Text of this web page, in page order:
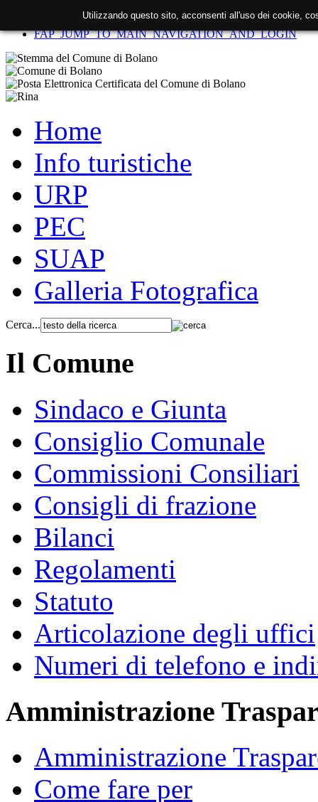
FAP_SKIP_TO_CONTENT
FAP_JUMP_TO_MAIN_NAVIGATION_AND_LOGIN
Home
Info turistiche
URP
PEC
SUAP
Galleria Fotografica
Cerca...
Il Comune
Sindaco e Giunta
Consiglio Comunale
Commissioni Consiliari
Consigli di frazione
Bilanci
Regolamenti
Statuto
Articolazione degli uffici
Numeri di telefono e
Amministrazione
Amministrazione
Come fare per
Utilizzando questo sito, acconsenti all'uso dei cookie,